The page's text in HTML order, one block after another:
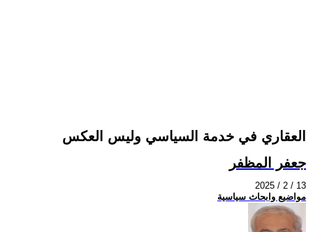
العقاري في خدمة السياسي وليس العكس
جعفر المظفر
2025 / 2 / 13
مواضيع وابحاث سياسية